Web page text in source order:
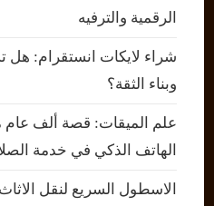
الرقمية والترفيه
شراء لايكات انستقرام: هل
وبناء الثقة؟
علم الميقات: قصة ألف عام
الهاتف الذكي في خدمة
الاسطول السريع لنقل